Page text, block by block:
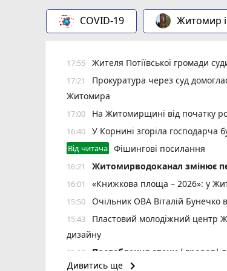
COVID-19 Житомир
17:55 Жителя Потіївської громади
17:21
Прокуратура через суд
Житомира
17:00 На Житомирщині від початку
16:40 У Корнині згоріла господарча
Від читача Фішингові посилання
16:21 Житомирводоканал змінює
16:01 «Книжкова площа – 2026»: у
15:50 Очільник ОВА Віталій Бунечко
15:43
Пластовий молодіжний центр
дизайну
15:19 Послаблення спеки і
Дивитись ще keyboard_arrow_right